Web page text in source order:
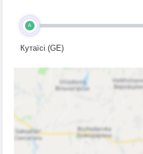
A
Кутаїсі (GE)